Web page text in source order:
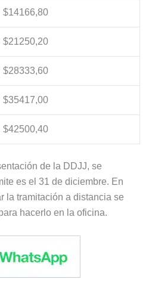
$14166,80
$21250,20
$28333,60
$35417,00
$42500,40
de la DDJJ, se
es el 31 de diciembre. En
la tramitación a distancia se
hacerlo en la oficina.